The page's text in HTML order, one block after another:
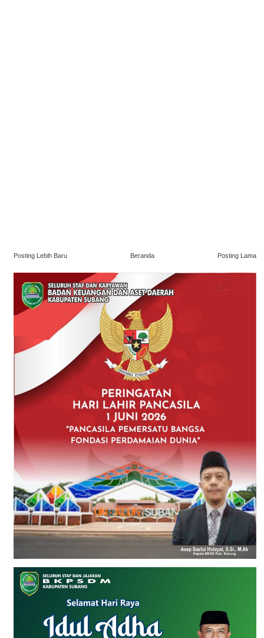
Posting Lebih Baru Posting Lama
Beranda